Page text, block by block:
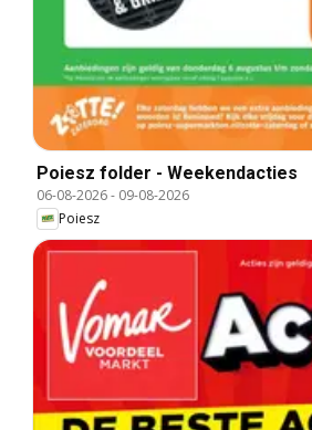
Poiesz folder - Weekendacties
06-08-2026- 09-08-2026
Poiesz